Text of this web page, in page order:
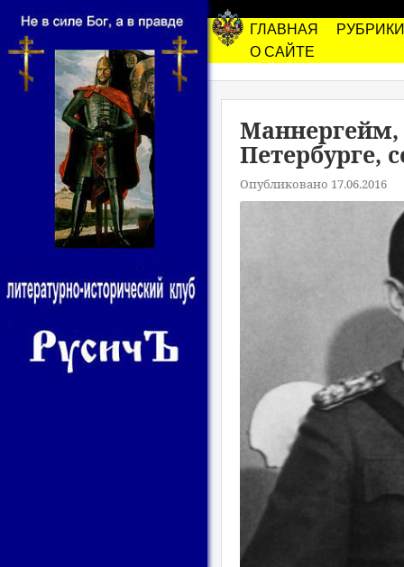
ГЛАВНАЯ
РУБРИКИ
О САЙТЕ
Маннергейм,
Петербурге,
Опубликовано 17.06.2016